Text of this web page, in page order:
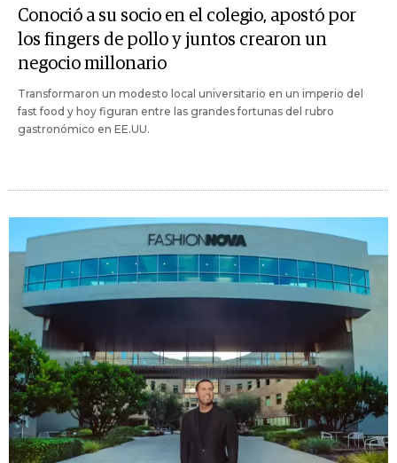
Conoció a su socio en el colegio, apostó por
los fingers de pollo y juntos crearon un
negocio millonario
Transformaron un modesto local universitario en un imperio del
fast food y hoy figuran entre las grandes fortunas del rubro
gastronómico en EE.UU.